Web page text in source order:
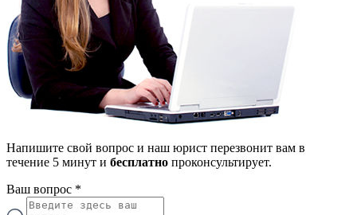
Напишите свой вопрос и наш юрист перезвонит вам в
течение 5 минут и бесплатно проконсультирует.
Ваш вопрос *